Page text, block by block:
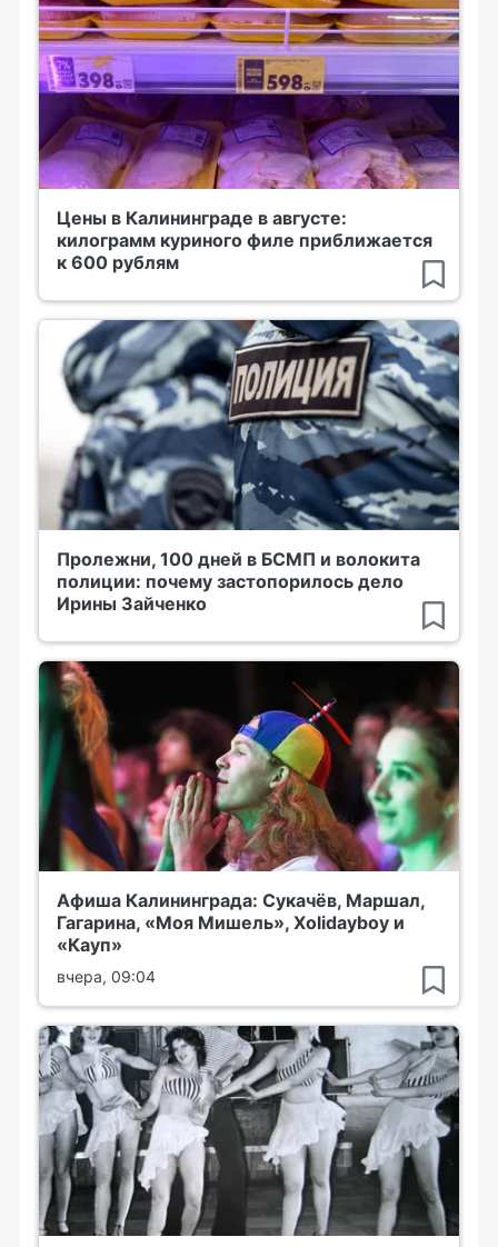
Цены в Калининграде в августе:
килограмм куриного филе приближается
к 600 рублям
Пролежни, 100 дней в БСМП и волокита
полиции: почему застопорилось дело
Ирины Зайченко
Афиша Калининграда: Сукачёв, Маршал,
Гагарина, «Моя Мишель», Xolidayboy и
«Кауп»
вчера, 09:04